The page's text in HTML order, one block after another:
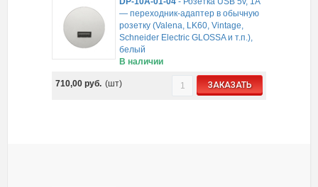
— переходник-адаптер в обычную
розетку (Valena, LK60, Vintage,
Schneider Electric GLOSSA и т.п.),
белый
В наличии
710,00 руб. (шт) ЗАКАЗАТЬ